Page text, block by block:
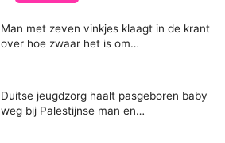
Man met zeven vinkjes klaagt in de krant
over hoe zwaar het is om…
Duitse jeugdzorg haalt pasgeboren baby
weg bij Palestijnse man en…